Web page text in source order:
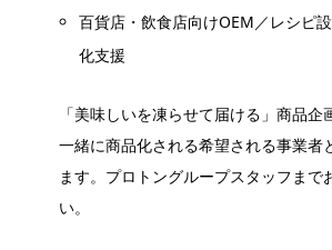
百貨店・飲食店向けOEM／レシピ
化支援​
「美味しいを凍らせて届ける」商品企
一緒に商品化される希望される事業者
ます。プロトングループスタッフまで
い。